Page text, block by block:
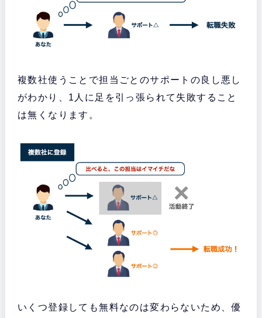
複数社使うことで担当ごとのサポートの良し悪し
がわかり、1人に足を引っ張られて失敗すること
は無くなります。
いくつ登録しても無料なのは変わらないため、優